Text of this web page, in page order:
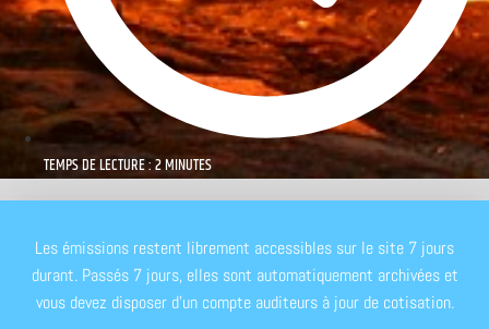
TEMPS DE LECTURE : 2 MINUTES
Les émissions restent librement accessibles sur le site 7 jours
durant. Passés 7 jours, elles sont automatiquement archivées et
vous devez disposer d'un compte auditeurs à jour de cotisation.